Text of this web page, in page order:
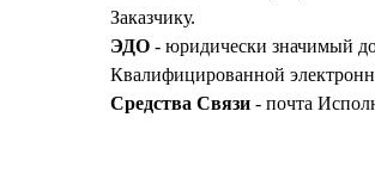
Заказчику.
ЭДО - юридически значимый
Квалифицированной
Средства Связи - почта